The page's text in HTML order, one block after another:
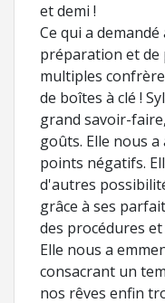
et demi !
Ce qui a
préparation et de
multiples
de boîtes à clé !
grand savoir-
goûts. Elle nous
points négatifs.
d'autres
grâce à ses
des procédures
Elle nous a
consacrant un
nos rêves enfin